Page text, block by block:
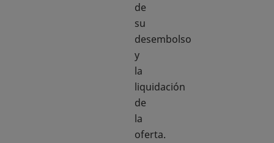
de
su
desembolso
y
la
liquidación
de
la
oferta.